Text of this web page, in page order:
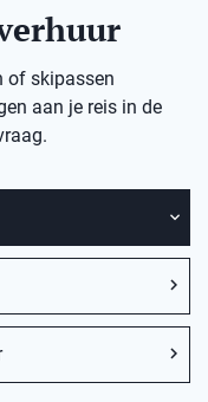
of skipassen
aan je reis in de